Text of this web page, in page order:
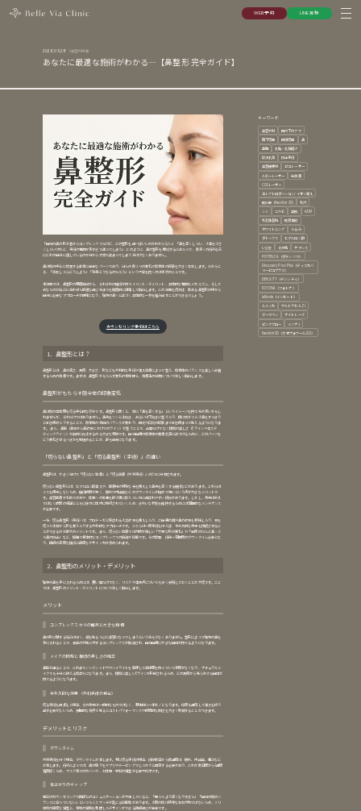
WEB予約
LINE登録
2026.05.28 美容外科 鼻
あなたに最適な施術がわかる―【鼻整形 完全ガイド】
「自分の鼻の形が昔からコンプレックスだけど、どの整形を選べばいいのかわからない」 「鼻を高くしたい、小鼻を小さ
くしたいけれど、手術の種類が多すぎて迷ってしまう」 このように、鼻の整形を検討するにあたって、数多くの術式を前
にどれが自分に適しているのか分からず立ち止まってしまう方は少なくありません。
鼻は顔の中心に位置する非常に重要なパーツであり、ほんの数ミリの変化で顔全体の印象を大きく左右します。だからこ
そ、「失敗したらどうしよう」「将来どうなるのだろう」という不安を抱くのは当然のことです。
本記事では、鼻整形の基礎知識から、それぞれの施術が持つメリット・デメリット、具体的な種類とメカニズム、そして
あなたのお悩みに合わせた最適な選び方までを徹底的に網羅して解説します。この記事を読めば、数ある鼻整形の中から
自分に必要なアプローチが明確になり、理想の鼻へと近づく具体的な一歩を踏み出すことができるでしょう。
カウンセリング予約はこちら
1．鼻整形とは？
鼻整形とは、鼻の高さ、角度、大きさ、形などを外科的な手術や注入治療によって整え、顔全体のバランスを美しく改善
するための治療です。まずは、鼻整形がもたらす変化の全体像と、治療法の分類について詳しく解説します。
鼻整形がもたらす顔全体の印象変化
鼻は顔の立体感を司る中心的な存在です。鼻整形と聞くと、単に「鼻を高くする」というイメージを持つ方が多いかもし
れませんが、それだけではありません。鼻先をツンと上向き、あるいは下向きに整えたり、横に広がった小鼻をすっきり
と引き締めたりすることで、顔全体の余白のバランスが変わり、目元や口元の印象まで引き締まって見えるようになりま
す。 また、鼻筋（鼻骨から鼻軟骨にかけてのライン）が整うことで、正面だけでなく横顔の美しさ（Eライン＝エステ
ティックライン）が劇的に向上するのも大きな特徴です。自分自身の顔全体の黄金比率に近づけるために、どのパーツを
どう変化させるべきかを見極めることが、最も重要になります。
「切らない鼻整形」と「切る鼻整形（手術）」の違い
鼻整形は、大きく分けて「切らない治療」と「切る治療（外科手術）」の2つに分類されます。
切らない鼻整形には、ヒアルロン酸注入や、医療用の特殊な糸を挿入して鼻先を高くする施術などがあります。これらは
メスを使用しないため、施術時間が短く、腫れや内出血などのダウンタイムが極めて短いという点が大きなメリットで
す。美容医療が初めての方や、仕事への影響を最小限に抑えたい方に選ばれやすい傾向があります。しかし、効果は永久
ではなく時間の経過とともに徐々に体内に吸収されていくため、きれいな状態を維持するためには定期的なメンテナンス
が必要です。
一方、切る鼻整形（手術）は、プロテーゼと呼ばれる人工軟骨を挿入したり、ご自身の耳や鼻の軟骨を移植したり、骨を
切って土台から形を変えたりする外科的なアプローチです。こちらは一度手術を行えば、半永久的な効果を持続させるこ
とができるのが最大のメリットです。また、切らない治療では対応が難しい「大幅な形の変化」や「重度のだんご鼻・ぶ
た鼻の修正」など、複雑で根本的なコンプレックスの解消が可能です。その反面、術後一定期間のダウンタイム必要とな
り、医師の高度な技術と緻密なデザイン力が求められます。
2．鼻整形のメリット・デメリット
理想の鼻を手に入れるためには、良い面だけでなく、リスクや注意点についても深く納得しておくことが大切です。ここ
では、鼻整形のメリット・デメリットについて詳しく解説します。
メリット
コンプレックスからの解放と大きな自信
鼻の形に関する悩みは深く、鏡を見るたびに憂鬱になってしまうという方も少なくありません。整形によって理想の鼻を
手に入れることで、長年の外見に対するコンプレックスが解消され、自分自身に大きな自信が持てるようになります。
メイクの時短と横顔の美しさの確立
鼻筋が通ることで、これまでノーズシャドウやハイライトを駆使して立体感を作っていた手間がなくなり、ナチュラルメ
イクでも十分に映える顔立ちになります。また、横顔に美しいEラインが形成されるため、どの角度から見られても自信が
持てるようになります。
半永久的な効果（外科手術の場合）
切る手術を選択した場合、その効果は一時的なものではなく、基本的に一生モノとなります。何度も通院して注入を繰り
返す必要がないため、長期的な視点で見るとコストパフォーマンスや時間的な負担を大きく軽減することができます。
デメリットとリスク
ダウンタイム
外科手術を行う場合、ダウンタイムが生じます。特に切る手術の場合、術後数日から数週間は、腫れ、内出血、痛みなど
が生じます。術式によっては、鼻の周りをギプスやテーピングでしっかりと固定する必要があり、これが数日間から1週間
程度続くため、マスク等でのカバーや、お仕事・学校の調整が必要不可欠です。
仕上がりのギャップ
事前のカウンセリングで医師とのコミュニケーションが不足していると、「思ったより高くなりすぎた」「自分の顔のバ
ランスに合っていない」といったミスマッチが起こる可能性があります。人間の顔は完全な左右対称ではないため、ミリ
単位の緻密な調整と、全体の調和を考慮したデザインができる医師選びが重要です。
キーワード
美容外科
目の下のクマ
眉下切開
目頭切開
鼻
豊胸
乳輪・乳頭縮小
陥没乳頭
修正手術
美容皮膚科
ピコレーザー
ルビーレーザー
光治療
CO2レーザー
エレクトロポーション/イオン導入
肌診断（NeoVoir3D)
毛穴
シミ
ニキビ 美肌
ADM
毛孔性苔癬
肌育注射
ホワイトニング
たるみ
ボトックス
ヒアルロン酸
いびき
その他
ケアシス
POTENZA（ポテンツァ）
Discovery Pico Plus（ディスカバ
リーピコプラス）
DENSITY（デンシティ）
FOTONA（フォトナ）
InMode（インモード）
ルメッカ
ウルトラセルZi
ダーマペン
ナイトレーズ
ピンクグロー
メソナJ
NeoVoir3D（ネオヴォワール３D）